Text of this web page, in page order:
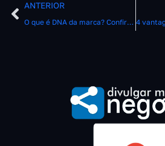
ANTERIOR
O que é DNA da marca? Confira suas características